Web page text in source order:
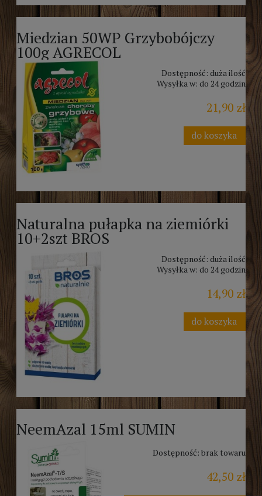
Miedzian 50WP Grzybobójczy
100g AGRECOL
Dostępność: duża ilość
Wysyłka w: do 24 godzin
21,90 zł
do koszyka
Naturalna pułapka na ziemiórki
10+2szt BROS
Dostępność: duża ilość
Wysyłka w: do 24 godzin
14,90 zł
do koszyka
NeemAzal 15ml SUMIN
Dostępność: brak towaru
42,50 zł